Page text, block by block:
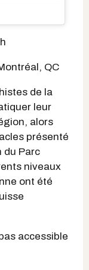
QC
de la
leur
alors
présenté
du Parc
niveaux
ont été
accessible